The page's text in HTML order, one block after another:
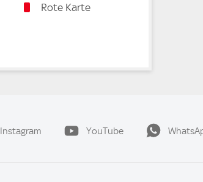
Rote Karte
Instagram YouTube